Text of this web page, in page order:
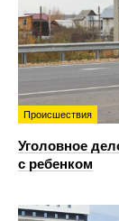
Происшествия
Уголовное
с ребенком